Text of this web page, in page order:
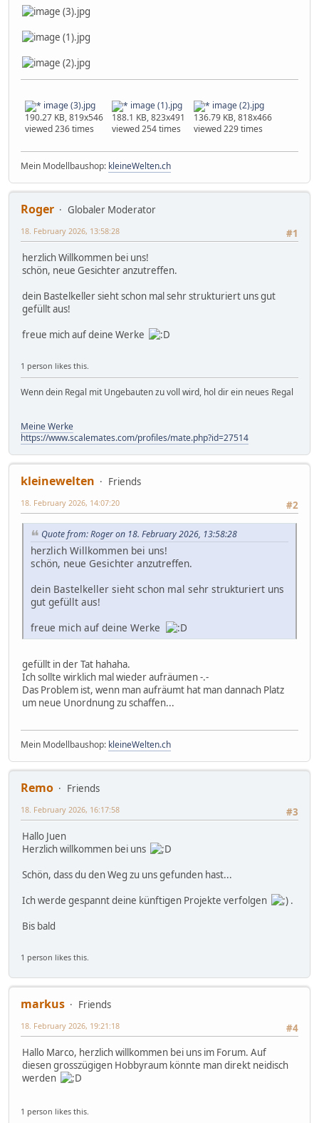
image (3).jpg
190.27 KB, 819x546
viewed 236 times
image (1).jpg
188.1 KB, 823x491
viewed 254 times
image (2).jpg
136.79 KB, 818x466
viewed 229 times
Mein Modellbaushop: kleineWelten.ch
Roger
Globaler Moderator
#1
18. February 2026, 13:58:28
herzlich Willkommen bei uns!
schön, neue Gesichter anzutreffen.
dein Bastelkeller sieht schon mal sehr strukturiert uns gut
gefüllt aus!
freue mich auf deine Werke
1 person likes this.
Wenn dein Regal mit Ungebauten zu voll wird, hol dir ein neues Regal
Meine Werke
https://www.scalemates.com/profiles/mate.php?id=27514
kleinewelten
Friends
#2
18. February 2026, 14:07:20
Quote from: Roger on 18. February 2026, 13:58:28
herzlich Willkommen bei uns!
schön, neue Gesichter anzutreffen.
dein Bastelkeller sieht schon mal sehr strukturiert uns
gut gefüllt aus!
freue mich auf deine Werke
gefüllt in der Tat hahaha.
Ich sollte wirklich mal wieder aufräumen -.-
Das Problem ist, wenn man aufräumt hat man dannach Platz
um neue Unordnung zu schaffen...
Mein Modellbaushop: kleineWelten.ch
Remo
Friends
#3
18. February 2026, 16:17:58
Hallo Juen
Herzlich willkommen bei uns
Schön, dass du den Weg zu uns gefunden hast...
Ich werde gespannt deine künftigen Projekte verfolgen
.
Bis bald
1 person likes this.
markus
Friends
#4
18. February 2026, 19:21:18
Hallo Marco, herzlich willkommen bei uns im Forum. Auf
diesen grosszügigen Hobbyraum könnte man direkt neidisch
werden
1 person likes this.